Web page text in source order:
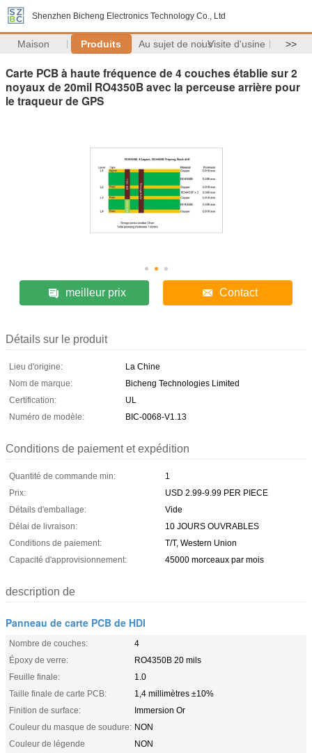
Shenzhen Bicheng Electronics Technology Co., Ltd
Maison Produits Au sujet de nousVisite d'usine >>
Carte PCB à haute fréquence de 4 couches établie sur 2
noyaux de 20mil RO4350B avec la perceuse arrière pour
le traqueur de GPS
meilleur prix Contact
Détails sur le produit
Lieu d'origine:
La Chine
Nom de marque:
Bicheng Technologies Limited
Certification:
UL
Numéro de modèle:
BIC-0068-V1.13
Conditions de paiement et expédition
Quantité de commande min:
1
Prix:
USD 2.99-9.99 PER PIECE
Détails d'emballage:
Vide
Délai de livraison:
10 JOURS OUVRABLES
Conditions de paiement:
T/T, Western Union
Capacité d'approvisionnement:
45000 morceaux par mois
description de
Panneau de carte PCB de HDI
Nombre de couches:
4
Époxy de verre:
RO4350B 20 mils
Feuille finale:
1.0
Taille finale de carte PCB:
1,4 millimètres ±10%
Finition de surface:
Immersion Or
Couleur du masque de soudure: NON
Couleur de légende
NON